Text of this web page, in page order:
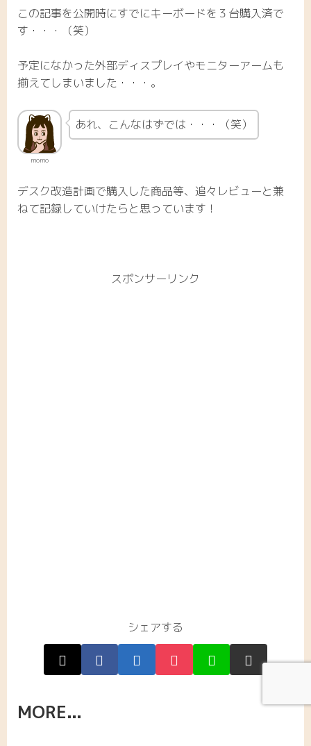
この記事を公開時にすでにキーボードを３台購入済で
す・・・（笑）
予定になかった外部ディスプレイやモニターアームも
揃えてしまいました・・・。
momo
あれ、こんなはずでは・・・（笑）
デスク改造計画で購入した商品等、追々レビューと兼
ねて記録していけたらと思っています！
スポンサーリンク
シェアする
MORE...